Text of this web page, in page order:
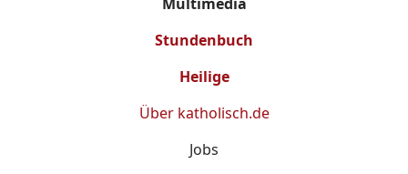
Stundenbuch
Heilige
Über katholisch.de
Jobs